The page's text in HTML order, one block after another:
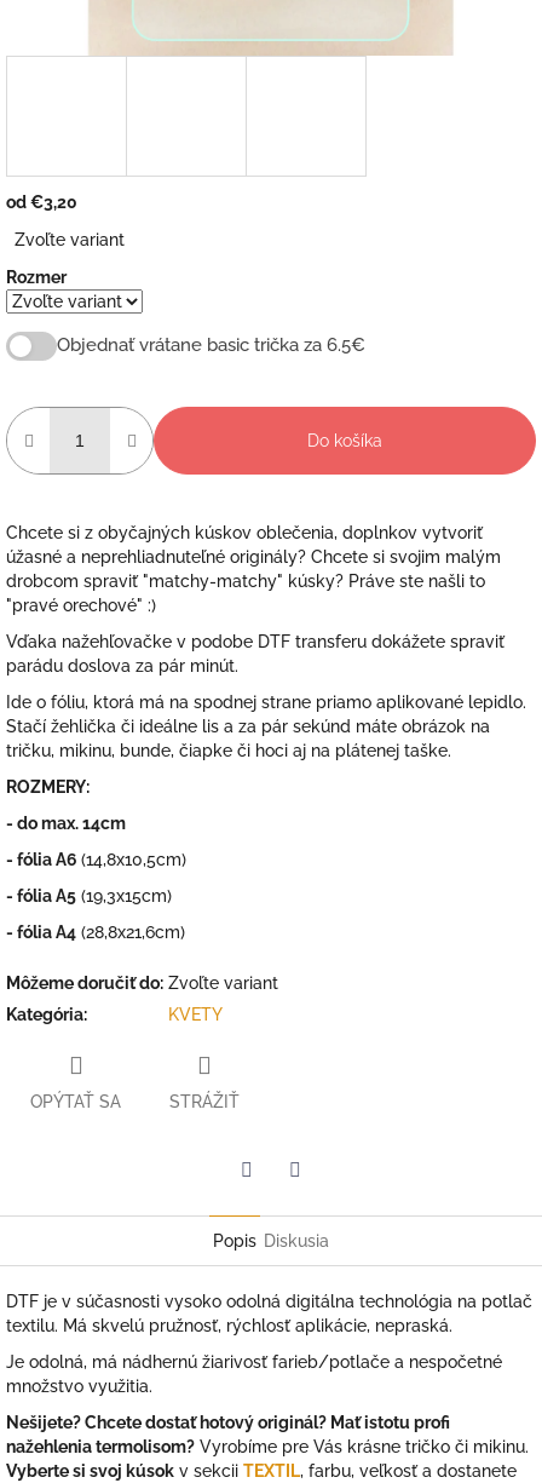
od€3,20
cena:
Zvoľte variant
Rozmer
Objednať vrátane basic trička za 6.5€
Do košíka
Chcete si z obyčajných kúskov oblečenia, doplnkov vytvoriť
úžasné a neprehliadnuteľné originály? Chcete si svojim malým
drobcom spraviť "matchy-matchy" kúsky? Práve ste našli to
"pravé orechové" :)
Vďaka nažehľovačke v podobe DTF transferu dokážete spraviť
parádu doslova za pár minút.
Ide o fóliu, ktorá má na spodnej strane priamo aplikované lepidlo.
Stačí žehlička či ideálne lis a za pár sekúnd máte obrázok na
tričku, mikinu, bunde, čiapke či hoci aj na plátenej taške.
ROZMERY:
- do max. 14cm
- fólia A6 (14,8x10,5cm)
- fólia A5 (19,3x15cm)
- fólia A4 (28,8x21,6cm)
Môžeme doručiť do: Zvoľte variant
Kategória: KVETY
OPÝTAŤ SA STRÁŽIŤ
Popis Diskusia
DTF je v súčasnosti vysoko odolná digitálna technológia na potlač
textilu. Má skvelú pružnosť, rýchlosť aplikácie, nepraská.
Je odolná, má nádhernú žiarivosť farieb/potlače a nespočetné
množstvo využitia.
Nešijete? Chcete dostať hotový originál? Mať istotu profi
nažehlenia termolisom? Vyrobíme pre Vás krásne tričko či mikinu.
Vyberte si svoj kúsok v sekcii TEXTIL, farbu, veľkosť a dostanete